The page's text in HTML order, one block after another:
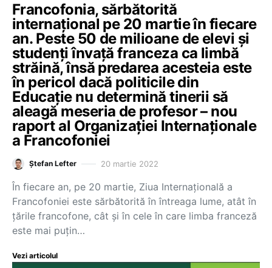
Francofonia, sărbătorită
internațional pe 20 martie în fiecare
an. Peste 50 de milioane de elevi și
studenți învață franceza ca limbă
străină, însă predarea acesteia este
în pericol dacă politicile din
Educație nu determină tinerii să
aleagă meseria de profesor – nou
raport al Organizației Internaționale
a Francofoniei
Ștefan Lefter 20 martie 2022
În fiecare an, pe 20 martie, Ziua Internațională a
Francofoniei este sărbătorită în întreaga lume, atât în
țările francofone, cât și în cele în care limba franceză
este mai puțin…
Vezi articolul